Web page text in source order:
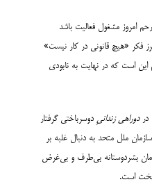
امروز مشغول فعالیت باشد
فکر «هیچ قانونی در کار نیست»
این است که در نهایت به نابودی
دردوراهی زندانیِ دوسرباختی گرفتار
ملل متحد به دنبال غلبه بر
بشردوستانه بی‌طرف و بی‌غرض
سخت است.